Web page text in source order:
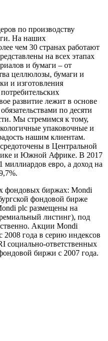
по производству
На наших
чем 30 странах работают
на всех этапах
и бумаги – от
целлюлозы, бумаги и
и изготовления
развитие лежит в основе
по десяти
Мы стремимся к тому,
упаковочные и
нашим клиентам.
в Центральной
и Южной Африке. В 2017
миллиардов евро, а доход на
фондовых биржах: Mondi
фондовой бирже
plc размещены на
листинг), под
Акции Mondi
года в серию индексов
социально-ответственных
биржи с 2007 года.